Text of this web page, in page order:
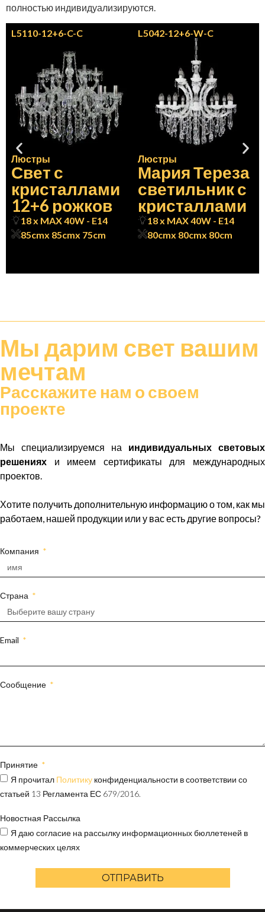
полностью индивидуализируются.
Люстры
Свет с
кристаллами
12+6 рожков
L5110-12+6-C-C
18 x MAX 40W - E14
85cmx 85cmx 75cm
Люстры
Мария Тереза
светильник с
кристаллами
L5042-12+6-W-C
18 x MAX 40W - E14
80cmx 80cmx 80cm
Мы дарим свет вашим
мечтам
Расскажите нам о своем
проекте
Мы специализируемся на индивидуальных световых
решениях и имеем сертификаты для международных
проектов.
Хотите получить дополнительную информацию о том, как мы
работаем, нашей продукции или у вас есть другие вопросы?
Компания
Страна
Email
Сообщение
Принятие
Я прочитал Политику конфиденциальности в соответствии со
статьей 13 Регламента ЕС 679/2016.
Новостная Рассылка
Я даю согласие на рассылку информационных бюллетеней в
коммерческих целях
ОТПРАВИТЬ